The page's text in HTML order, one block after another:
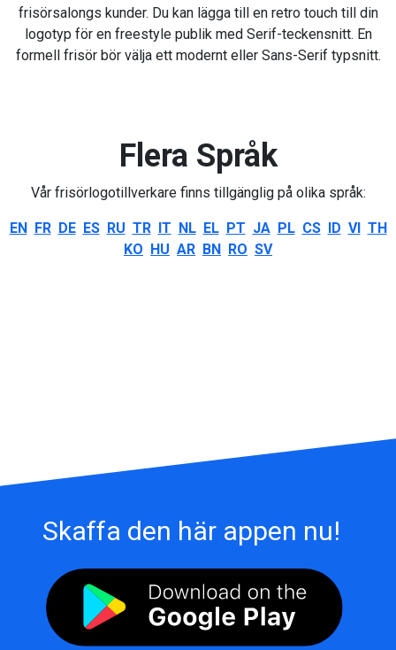
frisörsalongs kunder. Du kan lägga till en retro touch till din
logotyp för en freestyle publik med Serif-teckensnitt. En
formell frisör bör välja ett modernt eller Sans-Serif typsnitt.
Flera Språk
Vår frisörlogotillverkare finns tillgänglig på olika språk:
EN FR DE ES RU TR IT NL EL PT JA PL CS ID VI TH
KO HU AR BN RO SV
Skaffa den här appen nu!